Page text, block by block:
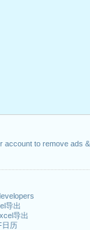
account to remove ads
导出
导出
日历